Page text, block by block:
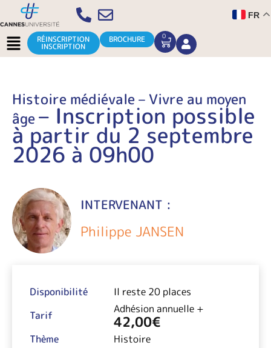
Aller
au
contenu
FR
Menu RÉINSCRIPTION
INSCRIPTION
BROCHURE 0
CART
Histoire médiévale – Vivre au moyen
âge– Inscription possible
à partir du 2 septembre
2026 à 09h00
INTERVENANT :
Philippe JANSEN
Disponibilité
Il reste 20 places
Tarif
Adhésion annuelle +
42,00€
Thème
Histoire